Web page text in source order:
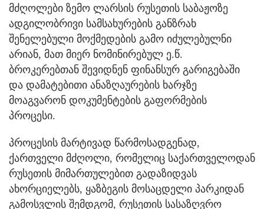
მძღოლები ზემო ლარსის რუსეთის საბაჟოზე
ადგილობრივი სამსახურების განზრახ
შენელებული მოქმედების გამო იძულებულნი
არიან, მათ მიერ ნომინირებულ ე.წ.
ბროკერებთან შევიდნენ ფინანსურ გარიგებაში
და დამატებითი ანაზღაურების ხარჯზე
მოაგვარონ დოკუმენტების გაფორმების
პროცესი.
პროცესის მარტივად წარმოსადგენად,
ქართველი მძღოლი, რომელიც საქართველოდან
რუსეთის მიმართულებით გადაზიდვას
ახორციელებს, ყაზბეგის მოსაცდელი პარკიდან
გამოსვლის შემდგომ, რუსეთის სასაზღვრო